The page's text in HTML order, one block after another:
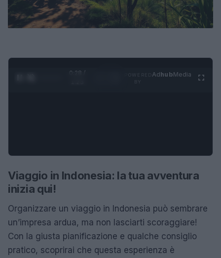
0:28 /
AdhubMedia
Viaggio in Indonesia: la tua avventura
inizia qui!
Organizzare un viaggio in Indonesia può sembrare
un’impresa ardua, ma non lasciarti scoraggiare!
Con la giusta pianificazione e qualche consiglio
pratico, scoprirai che questa esperienza è